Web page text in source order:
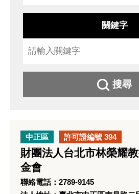
關鍵字
搜尋
中正區 許可證編號 394
財團法人台北市林榮耀
金會
聯絡電話：2789-9145